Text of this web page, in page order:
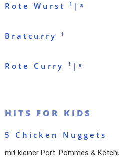
Rote Wurst ¹|⁸
Bratcurry ¹
Rote Curry ¹|⁸
HITS FOR KIDS
5 Chicken Nuggets
mit kleiner Port. Pommes &